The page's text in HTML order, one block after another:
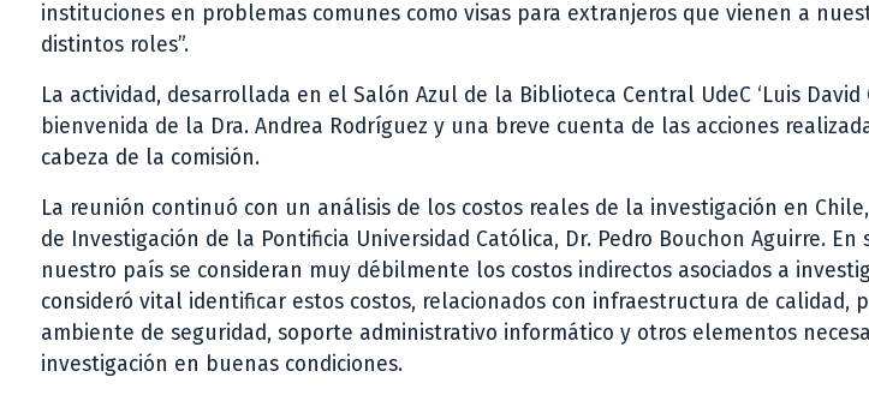
instituciones en problemas comunes como visas para extranjeros que vienen a
distintos roles”.
La actividad, desarrollada en el Salón Azul de la Biblioteca Central UdeC ‘Luis David
bienvenida de la Dra. Andrea Rodríguez y una breve cuenta de las acciones
cabeza de la comisión.
La reunión continuó con un análisis de los costos reales de la investigación en
de Investigación de la Pontificia Universidad Católica, Dr. Pedro Bouchon Aguirre.
nuestro país se consideran muy débilmente los costos indirectos asociados a
consideró vital identificar estos costos, relacionados con infraestructura de calidad,
ambiente de seguridad, soporte administrativo informático y otros elementos
investigación en buenas condiciones.